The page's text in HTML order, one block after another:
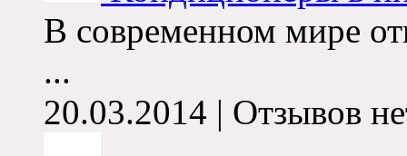
В современном мире
...
20.03.2014 | Отзывов